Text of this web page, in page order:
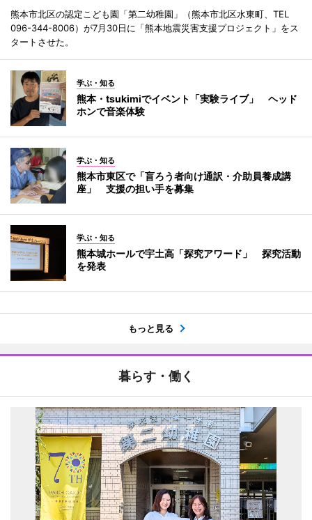
熊本市北区の認定こども園「第二幼稚園」（熊本市北区水東町、TEL
096-344-8006）が7月30日に「熊本地震災害支援プロジェクト」をス
タートさせた。
学ぶ・知る
熊本・tsukimiでイベント「実験ライブ」 ヘッド
ホンで音楽体験
学ぶ・知る
熊本市東区で「盲ろう者向け通訳・介助員養成講
座」 支援の担い手を募集
学ぶ・知る
熊本城ホールで宇土高「探究アワード」 探究活動
を発表
もっと見る
暮らす・働く